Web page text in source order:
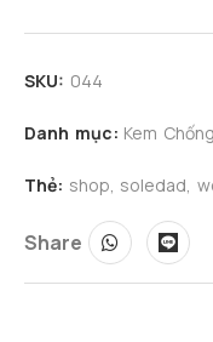
SKU: 044
Danh mục: Kem
Thẻ: shop soledad
Share